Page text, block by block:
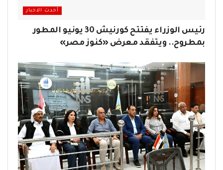
أحدث الاخبار
رئيس الوزراء يفتتح كورنيش 30 يونيو المطور
بمطروح.. ويتفقد معرض «كنوز مصر»